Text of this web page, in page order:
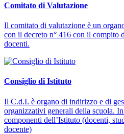
Comitato di Valutazione
Il comitato di valutazione è un
con il decreto n° 416 con il compito
docenti.
Consiglio di Istituto
Il C.d.I. è organo di indirizzo e di
organizzativi generali della scuola.
componenti dell’Istituto (docenti,
docente)